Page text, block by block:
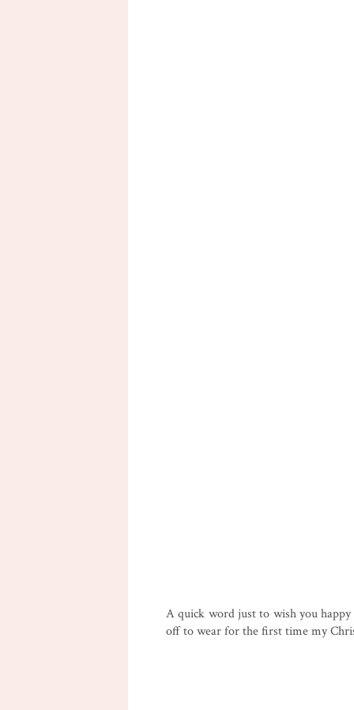
A quick word just to wish you
off to wear for the first time my